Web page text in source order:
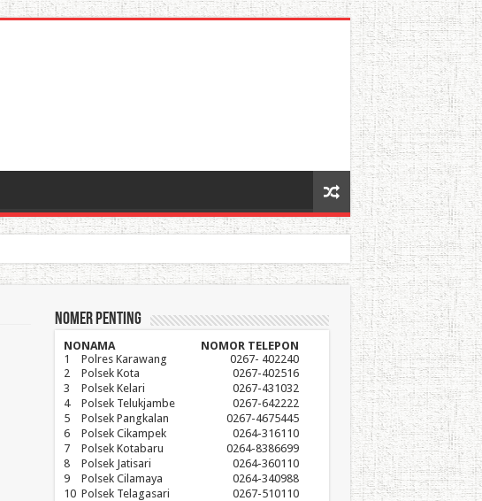
Nomer Penting
NONAMA
NOMOR TELEPON
1
Polres Karawang
0267- 402240
2
Polsek Kota
0267-402516
3
Polsek Kelari
0267-431032
4
Polsek Telukjambe
0267-642222
5
Polsek Pangkalan
0267-4675445
6
Polsek Cikampek
0264-316110
7
Polsek Kotabaru
0264-8386699
8
Polsek Jatisari
0264-360110
9
Polsek Cilamaya
0264-340988
10 Polsek Telagasari
0267-510110